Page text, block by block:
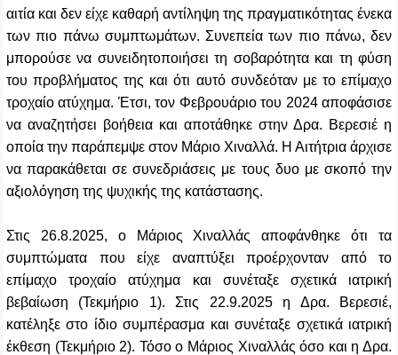
αιτία και δεν είχε καθαρή αντίληψη της πραγματικότητας ένεκα
των πιο πάνω συμπτωμάτων. Συνεπεία των πιο πάνω, δεν
μπορούσε να συνειδητοποιήσει τη σοβαρότητα και τη φύση
του προβλήματος της και ότι αυτό συνδεόταν με το επίμαχο
τροχαίο ατύχημα. Έτσι, τον Φεβρουάριο του 2024 αποφάσισε
να αναζητήσει βοήθεια και αποτάθηκε στην Δρα. Βερεσιέ η
οποία την παράπεμψε στον Μάριο Χιναλλά. Η Αιτήτρια άρχισε
να παρακάθεται σε συνεδριάσεις με τους δυο με σκοπό την
αξιολόγηση της ψυχικής της κατάστασης.
Στις 26.8.2025, ο Μάριος Χιναλλάς αποφάνθηκε ότι τα
συμπτώματα που είχε αναπτύξει προέρχονταν από το
επίμαχο τροχαίο ατύχημα και συνέταξε σχετικά ιατρική
βεβαίωση (Τεκμήριο 1). Στις 22.9.2025 η Δρα. Βερεσιέ,
κατέληξε στο ίδιο συμπέρασμα και συνέταξε σχετικά ιατρική
έκθεση (Τεκμήριο 2). Τόσο ο Μάριος Χιναλλάς όσο και η Δρα.